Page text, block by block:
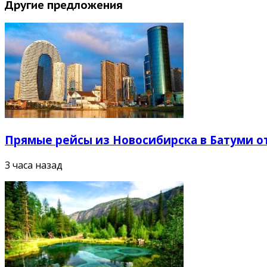
Другие предложения
Прямые рейсы из Новосибирска в Батуми
3 часа назад